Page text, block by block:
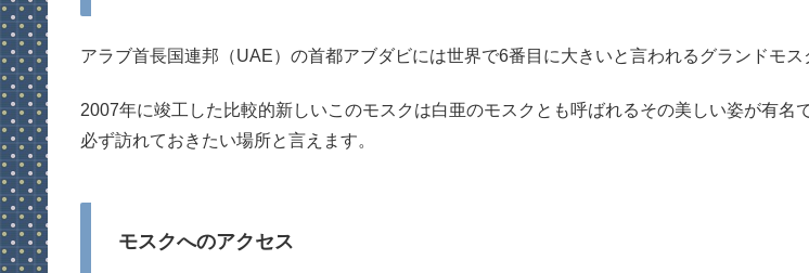
アラブ首長国連邦（UAE）の首都アブダビには世界で6番目に大きいと言われるグランドモス
2007年に竣工した比較的新しいこのモスクは白亜のモスクとも呼ばれるその美しい姿が有名
必ず訪れておきたい場所と言えます。
モスクへのアクセス